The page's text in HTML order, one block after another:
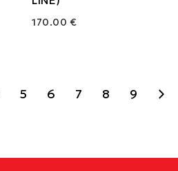
170.00 €
5 6 7 8 9